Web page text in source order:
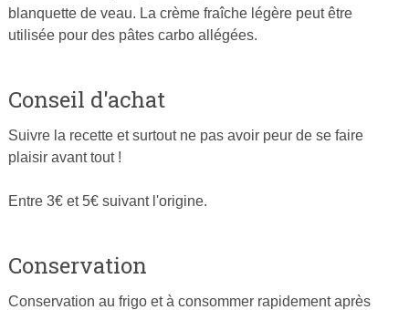
blanquette de veau. La crème fraîche légère peut être
utilisée pour des pâtes carbo allégées.
Conseil d'achat
Suivre la recette et surtout ne pas avoir peur de se faire
plaisir avant tout !
Entre 3€ et 5€ suivant l'origine.
Conservation
Conservation au frigo et à consommer rapidement après